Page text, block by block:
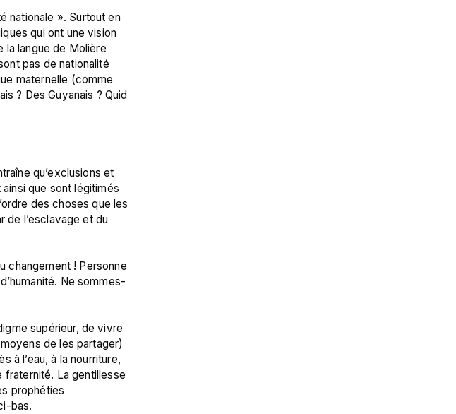
nationale ». Surtout en
qui ont une vision
la langue de Molière
pas de nationalité
maternelle (comme
? Des Guyanais ? Quid
qu’exclusions et
que sont légitimés
des choses que les
de l’esclavage et du
changement ! Personne
Ne sommes-
supérieur, de vivre
de les partager)
à l’eau, à la nourriture,
fraternité. La gentillesse
prophéties
bas.